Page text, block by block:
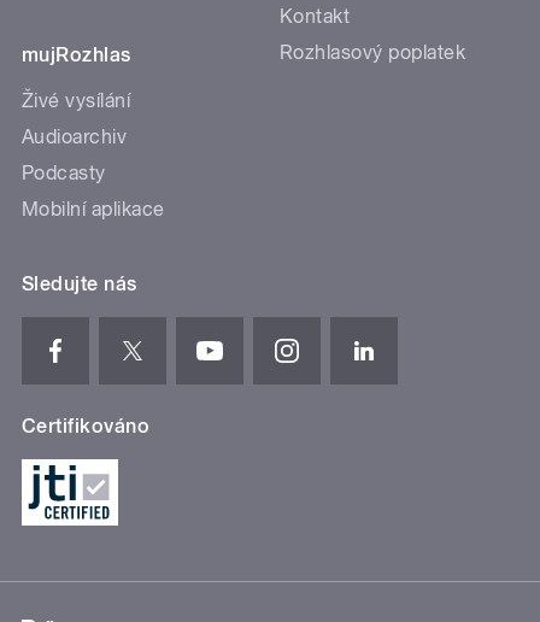
mujRozhlas
Živé vysílání
Audioarchiv
Podcasty
Mobilní aplikace
Kontakt
Rozhlasový poplatek
Sledujte nás
Certifikováno